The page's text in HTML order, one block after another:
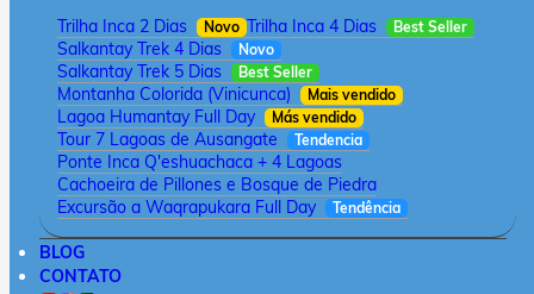
Trilha Inca 2 Dias
Novo Trilha Inca 4 Dias Best Seller
Salkantay Trek 4 Dias Novo
Salkantay Trek 5 Dias Best Seller
Montanha Colorida (Vinicunca) Mais vendido
Lagoa Humantay Full Day Más vendido
Tour 7 Lagoas de Ausangate Tendencia
Ponte Inca Q'eshuachaca + 4 Lagoas
Cachoeira de Pillones e Bosque de Piedra
Excursão a Waqrapukara Full Day
Tendência
BLOG
CONTATO